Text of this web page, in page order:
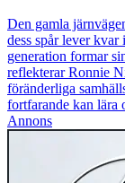
Den gamla
dess spår lever
generation formar
reflekterar Ronnie
föränderliga
fortfarande kan lära
Annons